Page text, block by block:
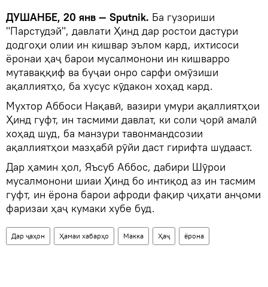
ДУШАНБЕ, 20 янв — Sputnik. Ба гузориши
"Парстудэй", давлати Ҳинд дар ростои дастури
додгоҳи олии ин кишвар эълом кард, ихтисоси
ёронаи ҳаҷ барои мусалмонони ин кишварро
мутаваққиф ва буҷаи онро сарфи омӯзиши
ақаллиятҳо, ба хусус кӯдакон хоҳад кард.
Мухтор Аббоси Нақавӣ, вазири умури ақаллиятҳои
Ҳинд гуфт, ин тасмими давлат, ки соли ҷорӣ амалӣ
хоҳад шуд, ба манзури тавонмандсозии
ақаллиятҳои мазҳабӣ рӯйи даст гирифта шудааст.
Дар ҳамин ҳол, Яъсуб Аббос, дабири Шӯрои
мусалмонони шиаи Ҳинд бо интиқод аз ин тасмим
гуфт, ин ёрона барои афроди фақир ҷиҳати анҷоми
фаризаи ҳаҷ кумаки хубе буд.
Дар ҷаҳон Ҳамаи хабарҳо Макка Ҳаҷ ёрона